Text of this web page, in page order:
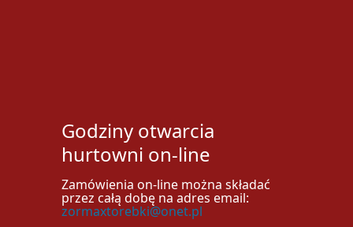
Godziny otwarcia
hurtowni on-line
Zamówienia on-line można składać
przez całą dobę na adres email:
zormaxtorebki@onet.pl